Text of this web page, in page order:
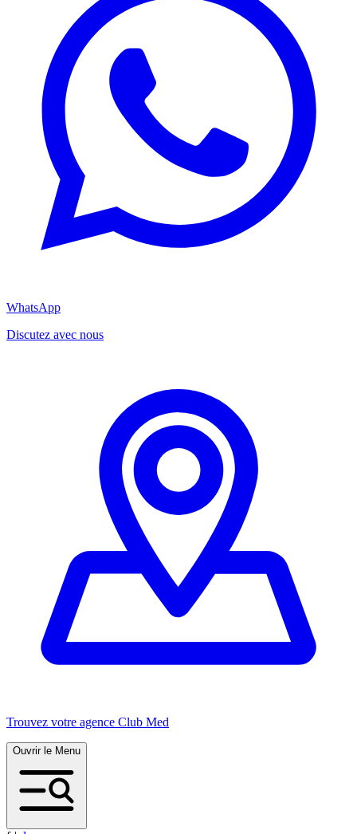
WhatsApp
Discutez avec nous
Trouvez votre agence Club Med
Ouvrir le Menu